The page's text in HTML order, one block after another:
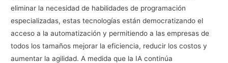
eliminar la necesidad de habilidades de programación
especializadas, estas tecnologías están democratizando el
acceso a la automatización y permitiendo a las empresas de
todos los tamaños mejorar la eficiencia, reducir los costos y
aumentar la agilidad. A medida que la IA continúa